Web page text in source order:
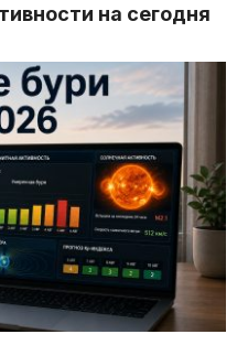
на сегодня